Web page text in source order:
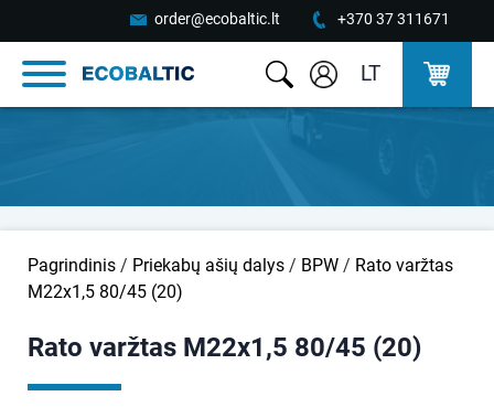
order@ecobaltic.lt +370 37 311671
LT
Pagrindinis / Priekabų ašių dalys / BPW / Rato varžtas
M22x1,5 80/45 (20)
Rato varžtas M22x1,5 80/45 (20)